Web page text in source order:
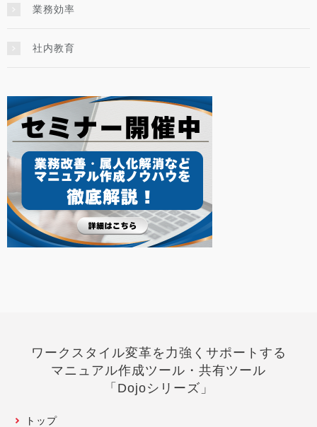
業務効率
社内教育
ワークスタイル変革を力強くサポートする
マニュアル作成ツール・共有ツール
「Dojoシリーズ」
トップ